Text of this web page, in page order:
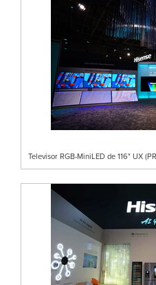
Televisor RGB-MiniLED de 116" UX